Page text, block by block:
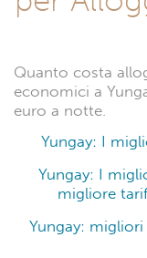
Quanto costa
economici a
euro a notte.
Yungay: I
Yungay: I
migliore
Yungay: